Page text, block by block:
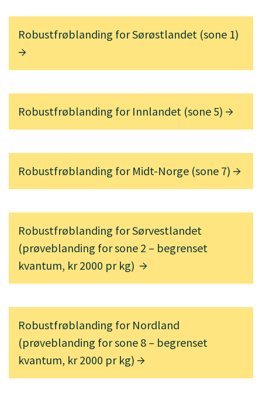
Robustfrøblanding for Sørøstlandet (sone 1)
Robustfrøblanding for Innlandet (sone 5)
Robustfrøblanding for Midt-Norge (sone 7)
Robustfrøblanding for Sørvestlandet
(prøveblanding for sone 2 – begrenset
kvantum, kr 2000 pr kg)
Robustfrøblanding for Nordland
(prøveblanding for sone 8 – begrenset
kvantum, kr 2000 pr kg)